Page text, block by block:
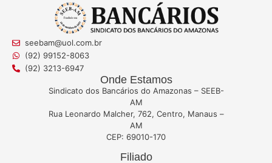
seebam@uol.com.br
(92) 99152-8063
(92) 3213-6947
Onde Estamos
Sindicato dos Bancários do Amazonas – SEEB-
AM
Rua Leonardo Malcher, 762, Centro, Manaus –
AM
CEP: 69010-170
Filiado